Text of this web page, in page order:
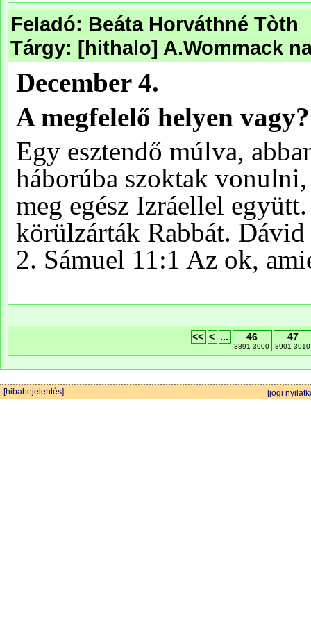
Feladó: Beáta Horváthné Tòth
Tárgy: [hithalo] A.Wommack
<< < ... 46
3891-3900
47
3901-3910
[hibabejelentés] [jogi